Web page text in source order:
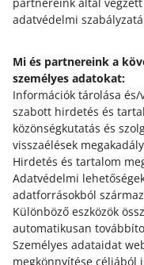
adatvédelmi
Mi és partnereink a
személyes adatokat:
Információk tárolása és/
szabott hirdetés és
közönségkutatás és
visszaélések
Hirdetés és tartalom
Adatvédelmi
adatforrásokból
Különböző eszközök
automatikusan
Személyes adataidat
megkönnyítése céljából
a vevőnek történt
értesítésben.
Fizetés részben.
aPénzeszközök és
az itt generált
Segítségre van
VEDD FEL